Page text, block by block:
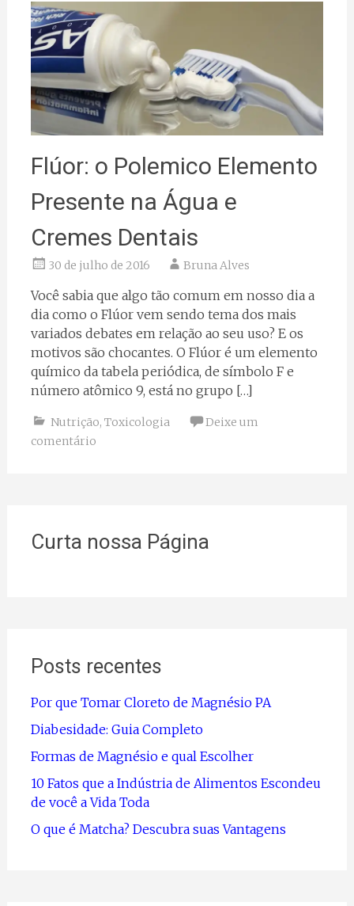
Flúor: o Polemico Elemento
Presente na Água e
Cremes Dentais
30 de julho de 2016 Bruna Alves
Você sabia que algo tão comum em nosso dia a
dia como o Flúor vem sendo tema dos mais
variados debates em relação ao seu uso? E os
motivos são chocantes. O Flúor é um elemento
químico da tabela periódica, de símbolo F e
número atômico 9, está no grupo […]
Nutrição, Toxicologia
Deixe um
comentário
Curta nossa Página
Posts recentes
Por que Tomar Cloreto de Magnésio PA
Diabesidade: Guia Completo
Formas de Magnésio e qual Escolher
10 Fatos que a Indústria de Alimentos Escondeu
de você a Vida Toda
O que é Matcha? Descubra suas Vantagens